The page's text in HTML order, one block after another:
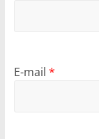
E-mail *